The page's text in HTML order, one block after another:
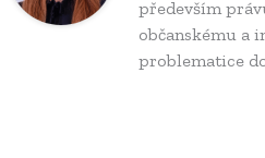
především
občanskému a
problematice